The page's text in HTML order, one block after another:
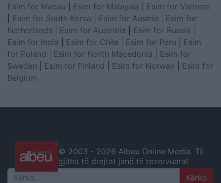
Esim for Macau
Esim for Malaysia
Esim for Vietnam
Esim for South Korea Esim for Austria
Esim for
Netherlands
Esim for Australia Esim for Russia
Esim for India
Esim for Chile Esim for Peru
Esim
for Poland
Esim for North Macedonia
Esim for
Sweden
Esim for Finland Esim for Norway
Esim for
Belgium
© 2003 - 2026 Albeu Online Media. Të
gjitha të drejtat janë të rezervuara!